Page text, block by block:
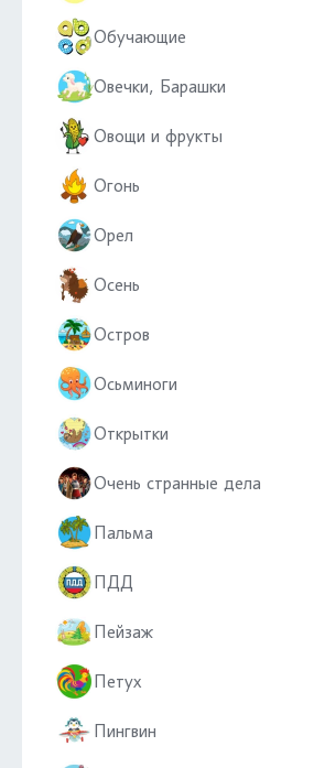
Обучающие
Овечки, Барашки
Овощи и фрукты
Огонь
Орел
Осень
Остров
Осьминоги
Открытки
Очень странные дела
Пальма
ПДД
Пейзаж
Петух
Пингвин